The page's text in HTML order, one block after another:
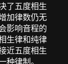
了五度相生
加律数仍无
影响音程的
生律和纯律
近五度相生
种律制。